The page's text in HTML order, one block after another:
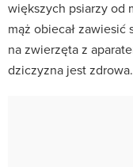
większych psiarzy od
mąż obiecał zawiesić
na zwierzęta z
dziczyzna jest zdrowa.